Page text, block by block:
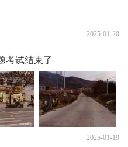
2025-01-20
考试结束了
2025-01-19